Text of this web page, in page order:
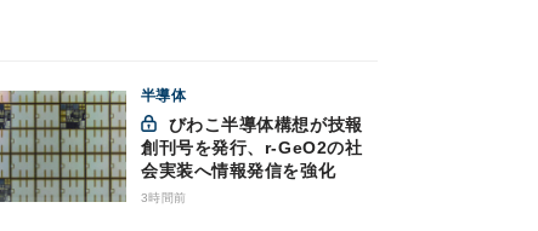
半導体
創刊号を発行、r-GeO2の社
会実装へ情報発信を強化
3時間前